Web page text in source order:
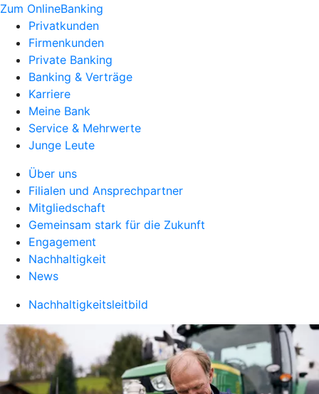
Zum OnlineBanking
Privatkunden
Firmenkunden
Private Banking
Banking & Verträge
Karriere
Meine Bank
Service & Mehrwerte
Junge Leute
Über uns
Filialen und Ansprechpartner
Mitgliedschaft
Gemeinsam stark für die Zukunft
Engagement
Nachhaltigkeit
News
Nachhaltigkeitsleitbild